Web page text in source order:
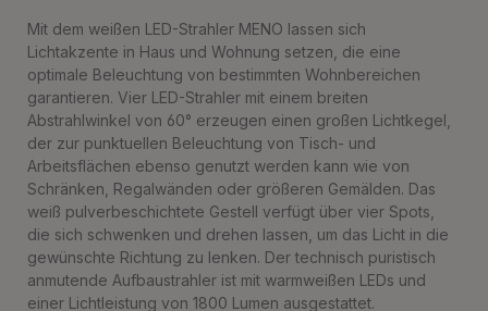
Mit dem weißen LED-Strahler MENO lassen sich
Lichtakzente in Haus und Wohnung setzen, die eine
optimale Beleuchtung von bestimmten Wohnbereichen
garantieren. Vier LED-Strahler mit einem breiten
Abstrahlwinkel von 60° erzeugen einen großen Lichtkegel,
der zur punktuellen Beleuchtung von Tisch- und
Arbeitsflächen ebenso genutzt werden kann wie von
Schränken, Regalwänden oder größeren Gemälden. Das
weiß pulverbeschichtete Gestell verfügt über vier Spots,
die sich schwenken und drehen lassen, um das Licht in die
gewünschte Richtung zu lenken. Der technisch puristisch
anmutende Aufbaustrahler ist mit warmweißen LEDs und
einer Lichtleistung von 1800 Lumen ausgestattet.